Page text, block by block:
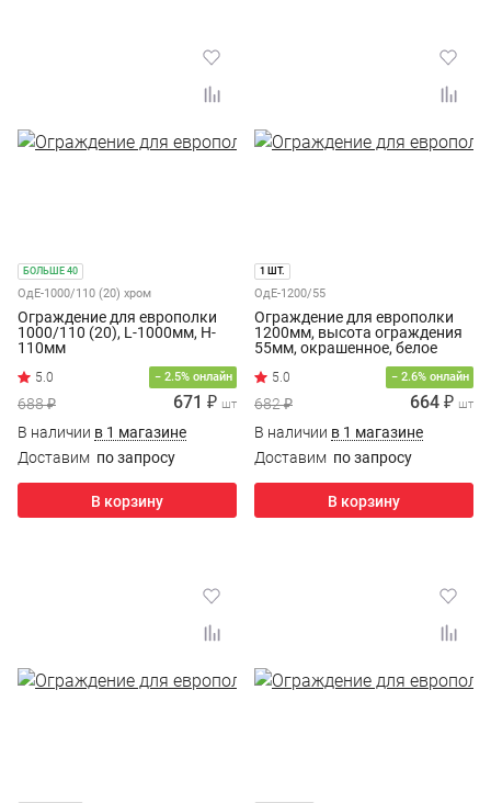
БОЛЬШЕ 40
ОдЕ-1000/110 (20) хром
Ограждение для европолки
1000/110 (20), L-1000мм, H-
110мм
− 2.5% онлайн
688 ₽ 671 ₽ шт
В наличии в 1 магазине
Доставим по запросу
В корзину
1 ШТ.
ОдЕ-1200/55
Ограждение для европолки
1200мм, высота ограждения
55мм, окрашенное, белое
− 2.6% онлайн
682 ₽ 664 ₽ шт
В наличии в 1 магазине
Доставим по запросу
В корзину